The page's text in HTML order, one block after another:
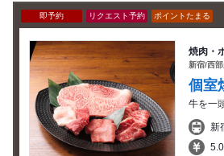
即予約 リクエスト予約 ポイントたまる
焼肉・
新宿/西
個室
牛を一
新